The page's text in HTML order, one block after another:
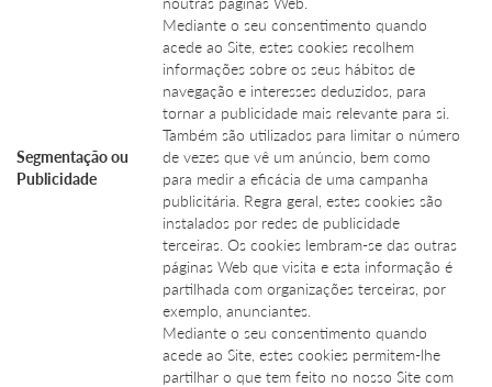
Segmentação ou
Publicidade
Mediante o seu consentimento quando
acede ao Site, estes cookies recolhem
informações sobre os seus hábitos de
navegação e interesses deduzidos, para
tornar a publicidade mais relevante para si.
Também são utilizados para limitar o número
de vezes que vê um anúncio, bem como
para medir a eficácia de uma campanha
publicitária. Regra geral, estes cookies são
instalados por redes de publicidade
terceiras. Os cookies lembram-se das outras
páginas Web que visita e esta informação é
partilhada com organizações terceiras, por
exemplo, anunciantes.
Mediante o seu consentimento quando
acede ao Site, estes cookies permitem-lhe
partilhar o que tem feito no nosso Site com